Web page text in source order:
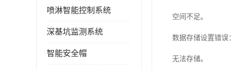
喷淋智能控制系统
深基坑监测系统
智能安全帽
空间不足。
数据存储设置错误
无法存储。